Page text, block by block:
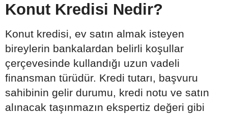
Konut Kredisi Nedir?
Konut kredisi, ev satın almak isteyen
bireylerin bankalardan belirli koşullar
çerçevesinde kullandığı uzun vadeli
finansman türüdür. Kredi tutarı, başvuru
sahibinin gelir durumu, kredi notu ve satın
alınacak taşınmazın ekspertiz değeri gibi